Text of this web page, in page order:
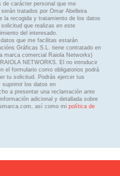
de carácter personal que me
tratados por Omar Abelleira
la recogida y tratamiento de los datos
que realizas en este
del interesado.
que me facilitas estarán
Gráficas S.L. tiene contratado en
marca comercial Raiola Networks)
NETWORKS. El no introducir
el formulario como obligatorios podrá
tu solicitud. Podrás ejercer tus
suprimir los datos en
a presentar una reclamación ante
adicional y detallada sobre
así como mi política de